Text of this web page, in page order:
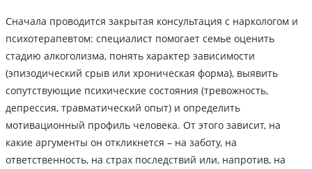
Сначала проводится закрытая консультация с наркологом и
психотерапевтом: специалист помогает семье оценить
стадию алкоголизма, понять характер зависимости
(эпизодический срыв или хроническая форма), выявить
сопутствующие психические состояния (тревожность,
депрессия, травматический опыт) и определить
мотивационный профиль человека. От этого зависит, на
какие аргументы он откликнется – на заботу, на
ответственность, на страх последствий или, напротив, на